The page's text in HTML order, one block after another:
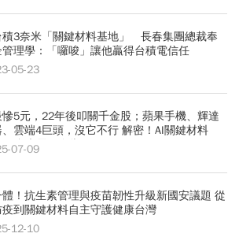
積3奈米「關鍵材料基地」 長春集團總裁奉
理學：「囉唆」讓他贏得台積電信任
05-23
慘5元，22年後叩關千金股；蘋果手機、輝達
雲端4巨頭，沒它不行 解密！AI關鍵材料
台光電鐵血掌門
07-09
體！抗生素管理與疫苗韌性升級新國安議題 從
到關鍵材料自主守護健康台灣
12-10